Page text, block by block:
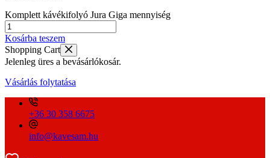
Komplett kávékifolyó Jura Giga mennyiség
Kosárba teszem
Shopping Cart
Jelenleg üres a bevásárlókosár.
Vásárlás folytatása
+36 30 358 6675
info@kavesam.hu